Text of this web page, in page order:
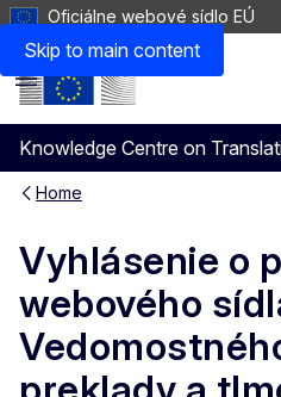
Skip to main content
Oficiálne webové sídlo EÚ
Knowledge Centre on
Menu
Home
Vyhlásenie o
webového